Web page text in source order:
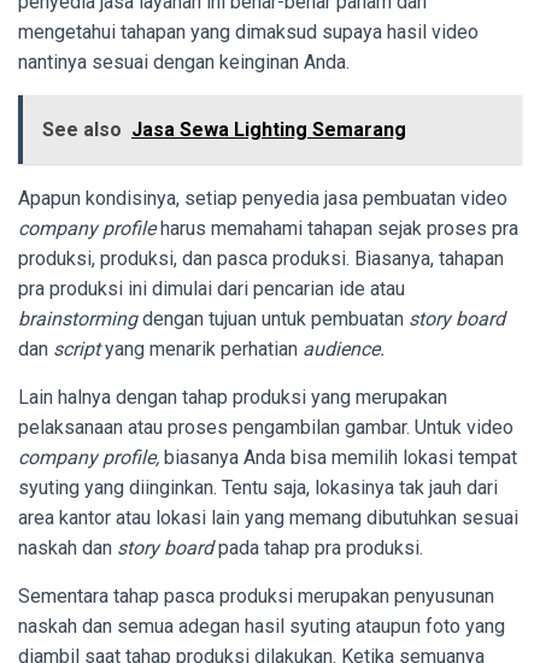
mengetahui tahapan yang dimaksud supaya hasil video
nantinya sesuai dengan keinginan Anda.
See also Jasa Sewa Lighting Semarang
Apapun kondisinya, setiap penyedia jasa pembuatan video
company profileharus memahami tahapan sejak proses pra
produksi, produksi, dan pasca produksi. Biasanya, tahapan
pra produksi ini dimulai dari pencarian ide atau
brainstormingdengan tujuan untuk pembuatan story board
dan scriptyang menarik perhatian audience.
Lain halnya dengan tahap produksi yang merupakan
pelaksanaan atau proses pengambilan gambar. Untuk video
company profile, biasanya Anda bisa memilih lokasi tempat
syuting yang diinginkan. Tentu saja, lokasinya tak jauh dari
area kantor atau lokasi lain yang memang dibutuhkan sesuai
naskah dan story boardpada tahap pra produksi.
Sementara tahap pasca produksi merupakan penyusunan
naskah dan semua adegan hasil syuting ataupun foto yang
diambil saat tahap produksi dilakukan. Ketika semuanya